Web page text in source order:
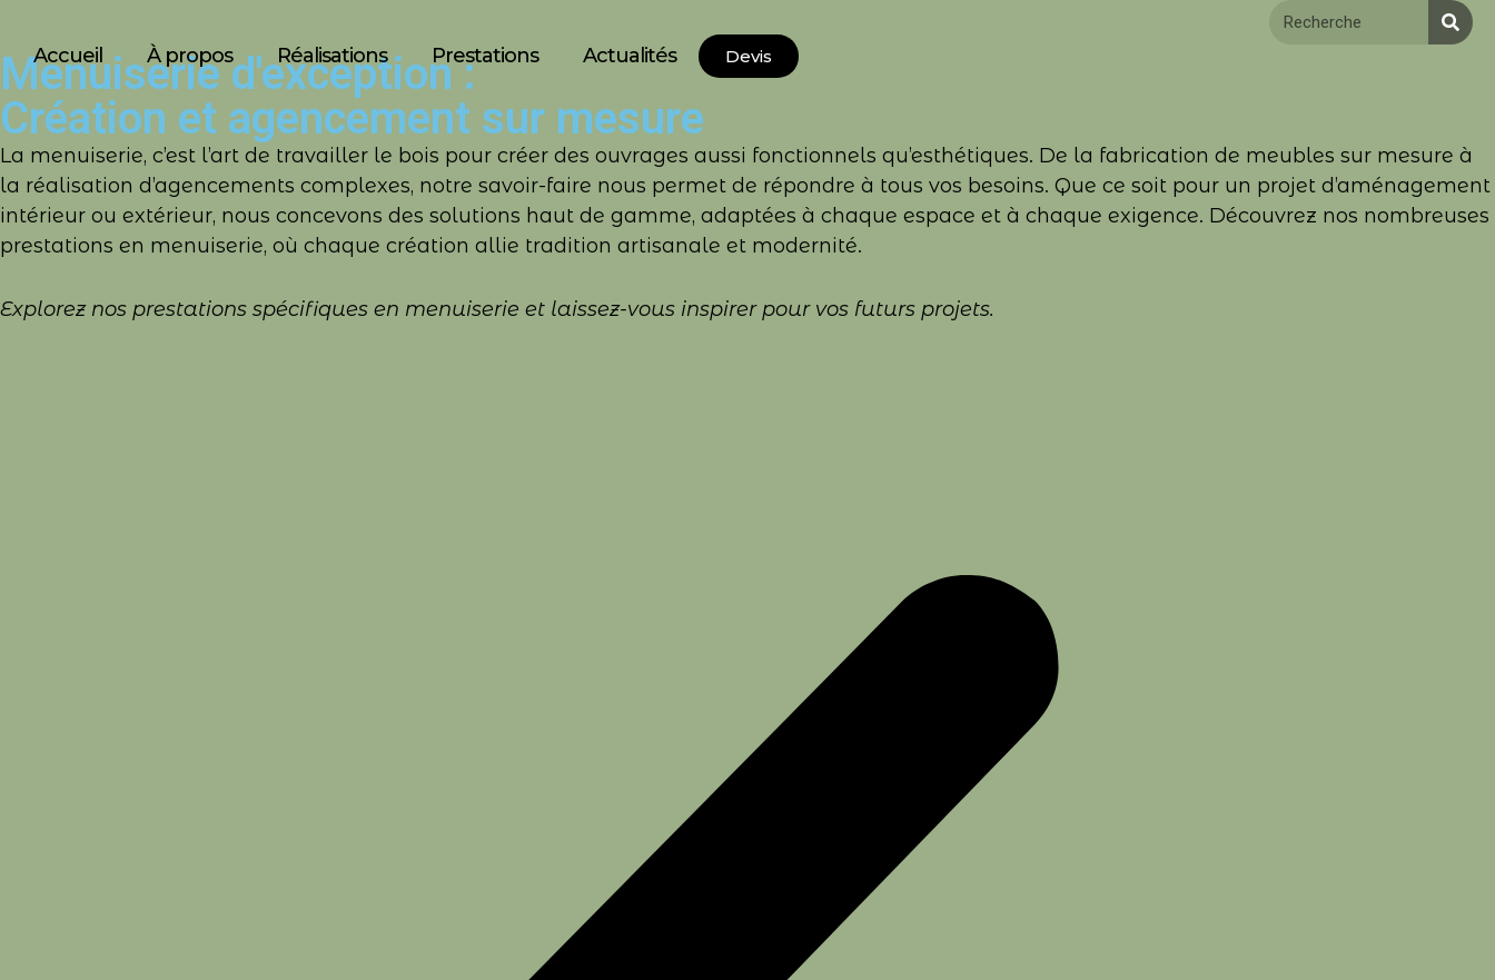
Accueil À propos Réalisations Prestations Actualités Devis
Menuiserie d'exception :
Création et agencement sur mesure
La menuiserie, c’est l’art de travailler le bois pour créer des ouvrages aussi fonctionnels qu’esthétiques. De la fabrication de meubles sur mesure à
la réalisation d’agencements complexes, notre savoir-faire nous permet de répondre à tous vos besoins. Que ce soit pour un projet d’aménagement
intérieur ou extérieur, nous concevons des solutions haut de gamme, adaptées à chaque espace et à chaque exigence. Découvrez nos nombreuses
prestations en menuiserie, où chaque création allie tradition artisanale et modernité.
Explorez nos prestations spécifiques en menuiserie et laissez-vous inspirer pour vos futurs projets.